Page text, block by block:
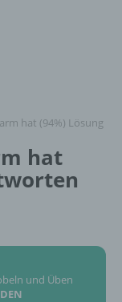
hat (94%) Lösung
hat
und Üben